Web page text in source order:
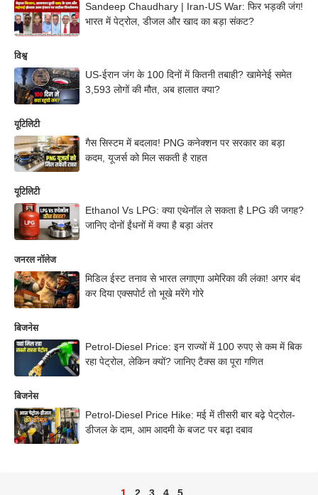
Sandeep Chaudhary | Iran-US War: फिर भड़की जंग!
भारत में पेट्रोल, डीजल और खाद का बड़ा संकट?
विश्व
US-ईरान जंग के 100 दिनों में कितनी तबाही? खामेनेई समेत
3,593 लोगों की मौत, अब हालात क्या?
यूटिलिटी
गैस सिस्टम में बदलाव! PNG कनेक्शन पर सरकार का बड़ा
कदम, यूजर्स को मिल सकती है राहत
यूटिलिटी
Ethanol Vs LPG: क्या एथेनॉल ले सकता है LPG की जगह?
जानिए दोनों ईंधनों में क्या है बड़ा अंतर
जनरल नॉलेज
मिडिल ईस्ट तनाव से भारत लगाएगा अमेरिका की लंका! अगर बंद
कर दिया एक्सपोर्ट तो भूखे मरेंगे गोरे
बिजनेस
Petrol-Diesel Price: इन राज्यों में 100 रुपए से कम में बिक
रहा पेट्रोल, लेकिन क्यों? जानिए टैक्स का पूरा गणित
बिजनेस
Petrol-Diesel Price Hike: मई में तीसरी बार बढ़े पेट्रोल-
डीजल के दाम, आम आदमी के बजट पर बढ़ा दबाव